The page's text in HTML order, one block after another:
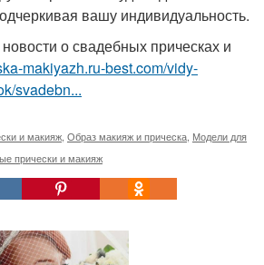
вашу индивидуальность.
о свадебных прическах и
makiyazh.ru-best.com/vidy-
svadebn...
и макияж Образ макияж и прическа Модели для
прически и макияж